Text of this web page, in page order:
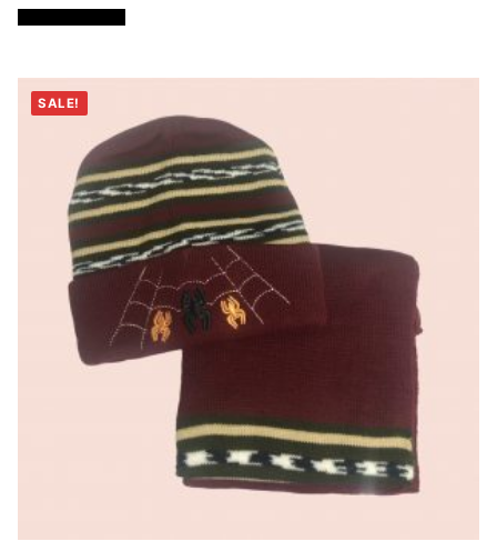
SALE!